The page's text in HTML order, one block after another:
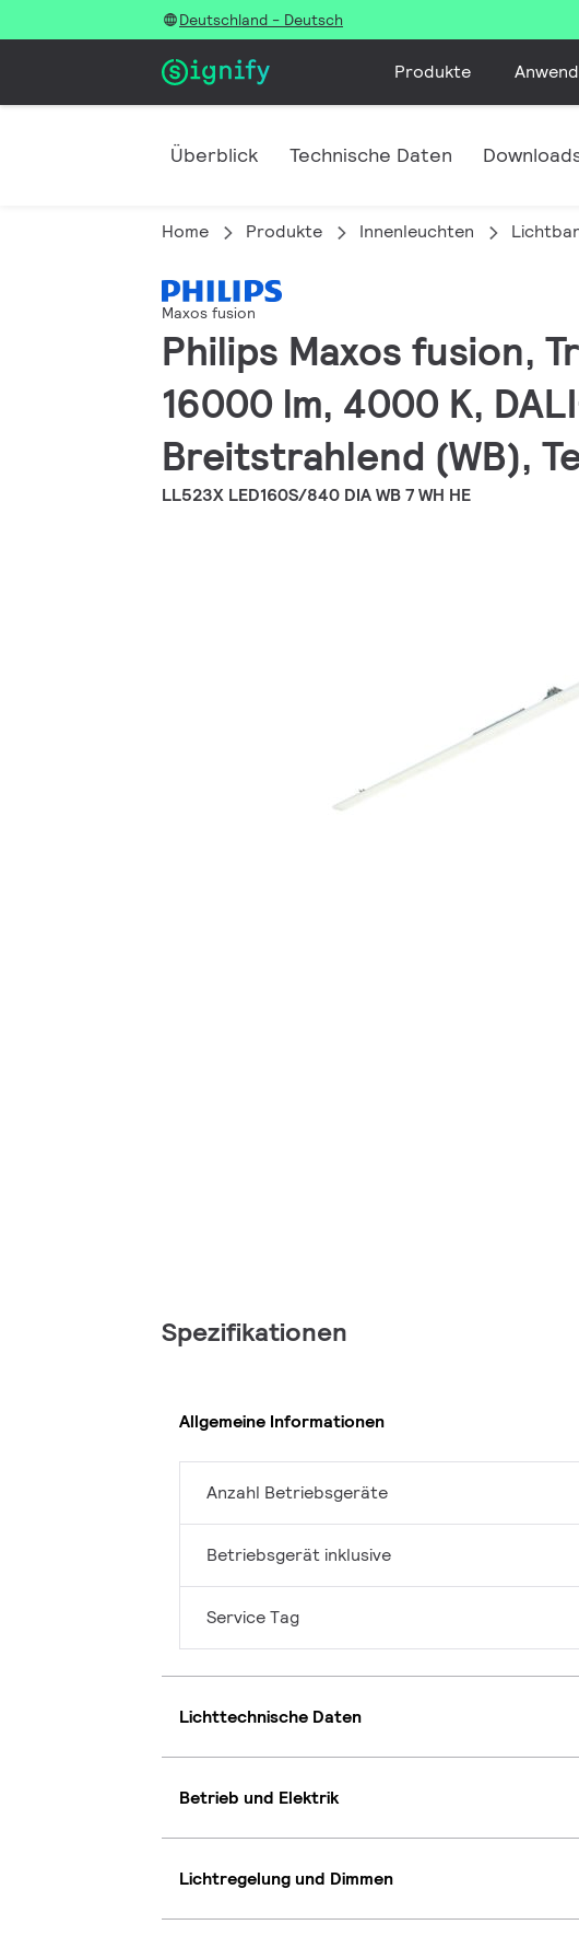
Deutschland - Deutsch
Produkte
Überblick Technische Daten
Home Produkte Innenleuchten
Maxos fusion
Philips Maxos fusion,
16000 lm, 4000 K,
Breitstrahlend (WB),
LL523X LED160S/840 DIA WB 7 WH HE
Spezifikationen
Allgemeine Informationen
Anzahl Betriebsgeräte
Betriebsgerät inklusive
Service Tag
Lichttechnische Daten
Betrieb und Elektrik
Lichtregelung und Dimmen